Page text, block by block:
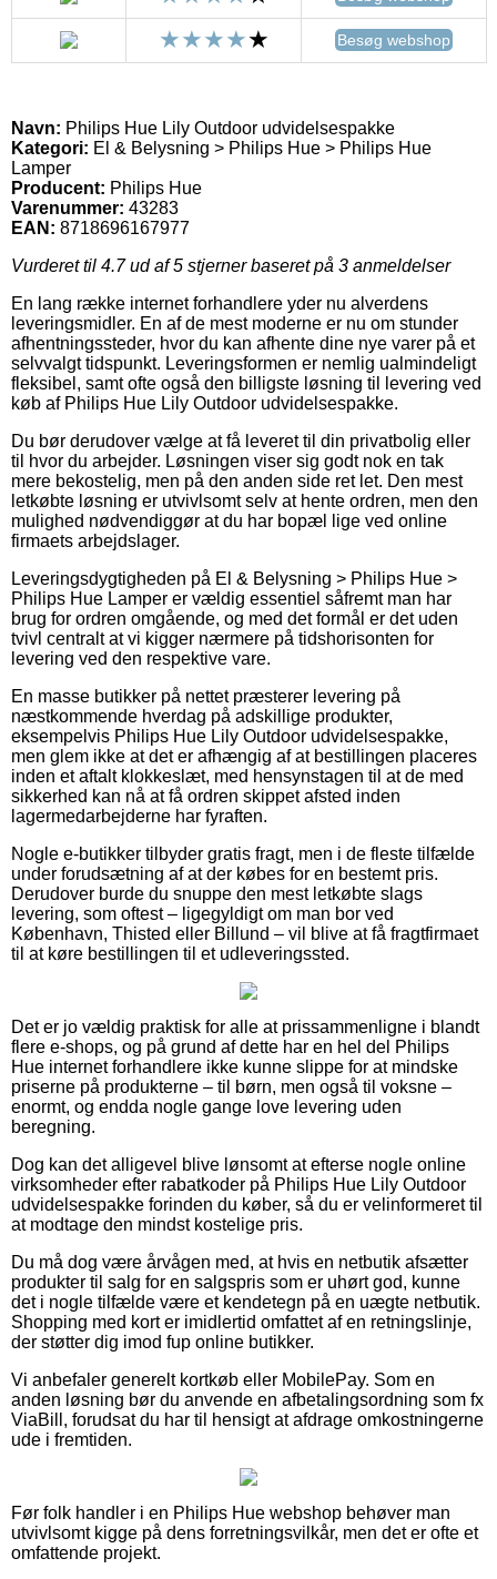
Besøg webshop
Navn: Philips Hue Lily Outdoor udvidelsespakke
Kategori: El & Belysning > Philips Hue > Philips Hue
Lamper
Producent: Philips Hue
Varenummer: 43283
EAN: 8718696167977
Vurderet til 4.7ud af 5 stjerner baseret på 3 anmeldelser
En lang række internet forhandlere yder nu alverdens
leveringsmidler. En af de mest moderne er nu om stunder
afhentningssteder, hvor du kan afhente dine nye varer på et
selvvalgt tidspunkt. Leveringsformen er nemlig ualmindeligt
fleksibel, samt ofte også den billigste løsning til levering ved
køb af Philips Hue Lily Outdoor udvidelsespakke.
Du bør derudover vælge at få leveret til din privatbolig eller
til hvor du arbejder. Løsningen viser sig godt nok en tak
mere bekostelig, men på den anden side ret let. Den mest
letkøbte løsning er utvivlsomt selv at hente ordren, men den
mulighed nødvendiggør at du har bopæl lige ved online
firmaets arbejdslager.
Leveringsdygtigheden på El & Belysning > Philips Hue >
Philips Hue Lamper er vældig essentiel såfremt man har
brug for ordren omgående, og med det formål er det uden
tvivl centralt at vi kigger nærmere på tidshorisonten for
levering ved den respektive vare.
En masse butikker på nettet præsterer levering på
næstkommende hverdag på adskillige produkter,
eksempelvis Philips Hue Lily Outdoor udvidelsespakke,
men glem ikke at det er afhængig af at bestillingen placeres
inden et aftalt klokkeslæt, med hensynstagen til at de med
sikkerhed kan nå at få ordren skippet afsted inden
lagermedarbejderne har fyraften.
Nogle e-butikker tilbyder gratis fragt, men i de fleste tilfælde
under forudsætning af at der købes for en bestemt pris.
Derudover burde du snuppe den mest letkøbte slags
levering, som oftest – ligegyldigt om man bor ved
København, Thisted eller Billund – vil blive at få fragtfirmaet
til at køre bestillingen til et udleveringssted.
Det er jo vældig praktisk for alle at prissammenligne i blandt
flere e-shops, og på grund af dette har en hel del Philips
Hue internet forhandlere ikke kunne slippe for at mindske
priserne på produkterne – til børn, men også til voksne –
enormt, og endda nogle gange love levering uden
beregning.
Dog kan det alligevel blive lønsomt at efterse nogle online
virksomheder efter rabatkoder på Philips Hue Lily Outdoor
udvidelsespakke forinden du køber, så du er velinformeret til
at modtage den mindst kostelige pris.
Du må dog være årvågen med, at hvis en netbutik afsætter
produkter til salg for en salgspris som er uhørt god, kunne
det i nogle tilfælde være et kendetegn på en uægte netbutik.
Shopping med kort er imidlertid omfattet af en retningslinje,
der støtter dig imod fup online butikker.
Vi anbefaler generelt kortkøb eller MobilePay. Som en
anden løsning bør du anvende en afbetalingsordning som fx
ViaBill, forudsat du har til hensigt at afdrage omkostningerne
ude i fremtiden.
Før folk handler i en Philips Hue webshop behøver man
utvivlsomt kigge på dens forretningsvilkår, men det er ofte et
omfattende projekt.